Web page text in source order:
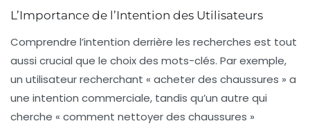
L’Importance de l’Intention des Utilisateurs
Comprendre l’intention derrière les recherches est tout
aussi crucial que le choix des mots-clés. Par exemple,
un utilisateur recherchant « acheter des chaussures » a
une intention commerciale, tandis qu’un autre qui
cherche « comment nettoyer des chaussures »